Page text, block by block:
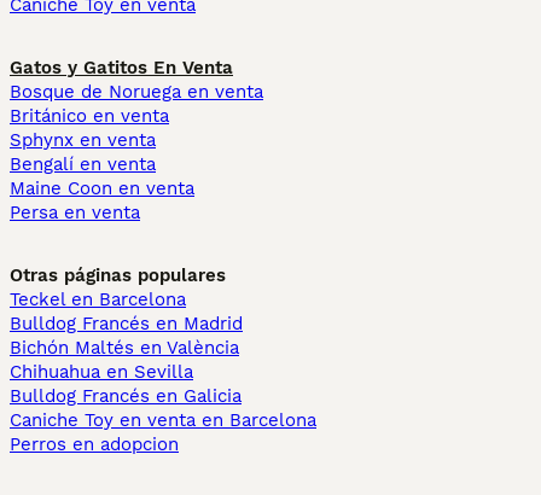
Caniche Toy en venta
Gatos y Gatitos En Venta
Bosque de Noruega en venta
Británico en venta
Sphynx en venta
Bengalí en venta
Maine Coon en venta
Persa en venta
Otras páginas populares
Teckel en Barcelona
Bulldog Francés en Madrid
Bichón Maltés en València
Chihuahua en Sevilla
Bulldog Francés en Galicia
Caniche Toy en venta en Barcelona
Perros en adopcion